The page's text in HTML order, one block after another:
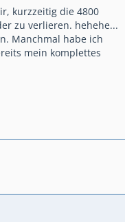
kurzzeitig die 4800
zu verlieren. hehehe...
Manchmal habe ich
mein komplettes